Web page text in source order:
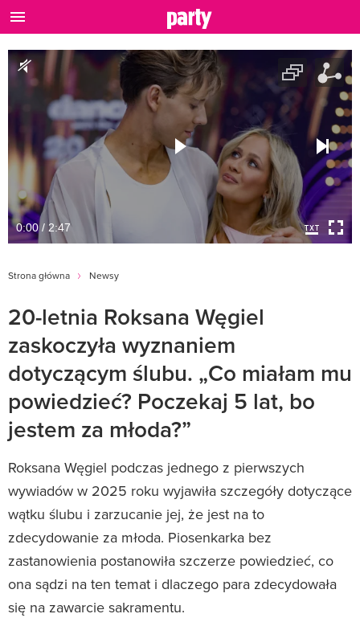
0:00 / 2:47
Strona główna Newsy
20-letnia Roksana Węgiel
zaskoczyła wyznaniem
dotyczącym ślubu. „Co miałam mu
powiedzieć? Poczekaj 5 lat, bo
jestem za młoda?”
Roksana Węgiel podczas jednego z pierwszych
wywiadów w 2025 roku wyjawiła szczegóły dotyczące
wątku ślubu i zarzucanie jej, że jest na to
zdecydowanie za młoda. Piosenkarka bez
zastanowienia postanowiła szczerze powiedzieć, co
ona sądzi na ten temat i dlaczego para zdecydowała
się na zawarcie sakramentu.